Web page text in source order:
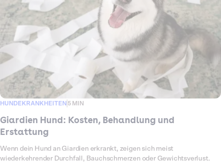
HUNDEKRANKHEITEN 5 MIN
Giardien Hund: Kosten, Behandlung und
Erstattung
Wenn dein Hund an Giardien erkrankt, zeigen sich meist
wiederkehrender Durchfall, Bauchschmerzen oder Gewichtsverlust.